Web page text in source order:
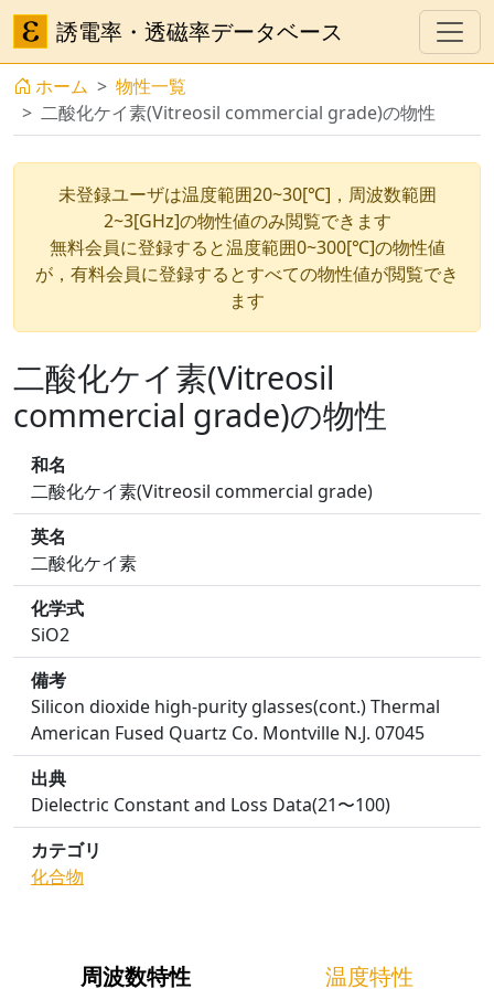
誘電率・透磁率データベース
ホーム
物性一覧
二酸化ケイ素(Vitreosil commercial grade)の物性
未登録ユーザは温度範囲20~30[℃]，周波数範囲
2~3[GHz]の物性値のみ閲覧できます
無料会員に登録すると温度範囲0~300[℃]の物性値
が，有料会員に登録するとすべての物性値が閲覧でき
ます
二酸化ケイ素(Vitreosil
commercial grade)の物性
和名
二酸化ケイ素(Vitreosil commercial grade)
英名
二酸化ケイ素
化学式
SiO2
備考
Silicon dioxide high-purity glasses(cont.) Thermal
American Fused Quartz Co. Montville N.J. 07045
出典
Dielectric Constant and Loss Data(21〜100)
カテゴリ
化合物
周波数特性 温度特性